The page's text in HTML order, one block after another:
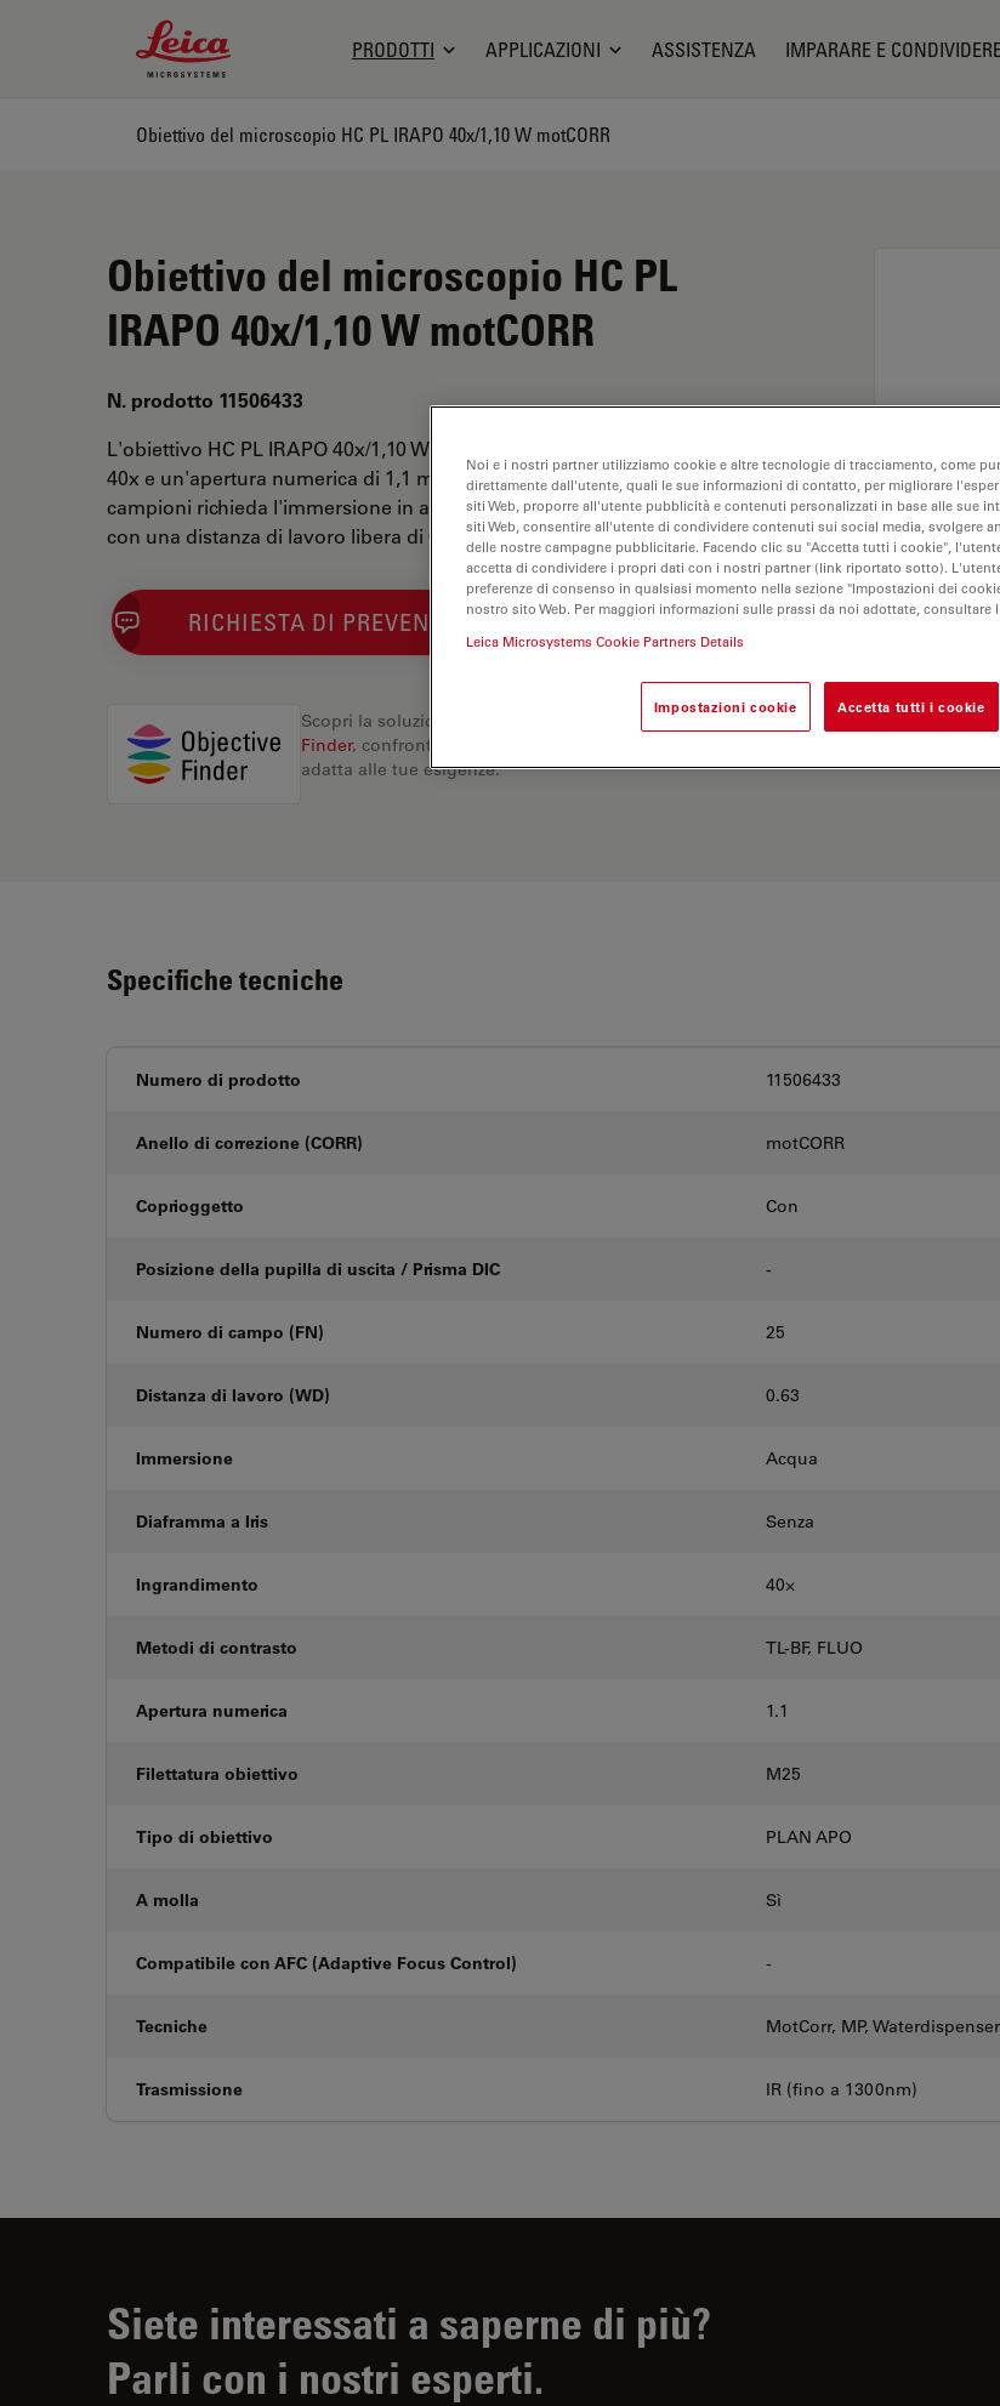
Leica Microsystems Logo
PRODOTTI APPLICAZIONI ASSISTENZA IMPARARE E
Obiettivo del microscopio HC PL IRAPO 40x/1,10 W motCORR
Obiettivo del microscopio HC PL
IRAPO 40x/1,10 W motCORR
N. prodotto 11506433
L'obiettivo HC PL IRAPO 40x/1,10 W motCORR ha un ingrandimento di
40x e un'apertura numerica di 1,1 mm. Adatto quando l'analisi dei
campioni richieda l'immersione in acqua, è provvisto di filettatura M25,
con una distanza di lavoro libera di 0,63 mm e un FN pari a 25.
RICHIESTA DI PREVENTIVO
Scopri la soluzione perfetta. Esplora il nostro
Finder, confronta le alternative e trova l’opzione più
adatta alle tue esigenze.
Specifiche tecniche
Numero di prodotto 11506433
Anello di correzione (CORR) motCORR
Coprioggetto Con
Posizione della pupilla di uscita / Prisma DIC -
Numero di campo (FN) 25
Distanza di lavoro (WD) 0.63
Immersione Acqua
Diaframma a Iris Senza
Ingrandimento 40⨉
Metodi di contrasto TL-BF, FLUO
Apertura numerica 1.1
Filettatura obiettivo M25
Tipo di obiettivo PLAN APO
A molla Sì
Compatibile con AFC (Adaptive Focus Control) -
Tecniche MotCorr, MP, Waterdispenser
Trasmissione IR (fino a 1300nm)
Siete interessati a saperne di più?
Parli con i nostri esperti.
Noi e i nostri partner utilizziamo cookie e altre tecnologie di tracciamento, come
direttamente dall'utente, quali le sue informazioni di contatto, per migliorare
siti Web, proporre all'utente pubblicità e contenuti personalizzati in base alle sue
siti Web, consentire all'utente di condividere contenuti sui social media, svolgere
delle nostre campagne pubblicitarie. Facendo clic su "Accetta tutti i cookie",
accetta di condividere i propri dati con i nostri partner (link riportato sotto).
preferenze di consenso in qualsiasi momento nella sezione "Impostazioni dei
nostro sito Web. Per maggiori informazioni sulle prassi da noi adottate, consultare
Leica Microsystems Cookie Partners Details
Impostazioni cookie Accetta tutti i cookie